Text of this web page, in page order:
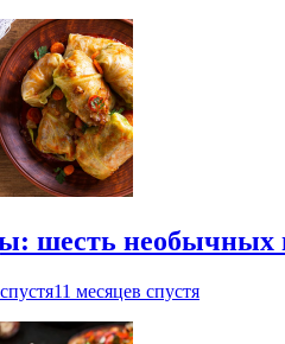
шесть необычных
11 месяцев спустя